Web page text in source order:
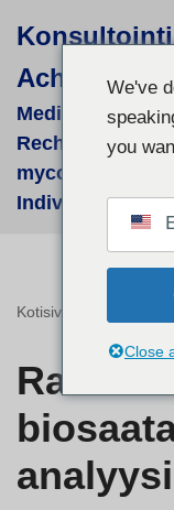
suoraan
sisältöön
Achim
Medizinisch-
Recherchen für
mycologische
Individual-
Kotisivu
analyysi
We've
you
Close